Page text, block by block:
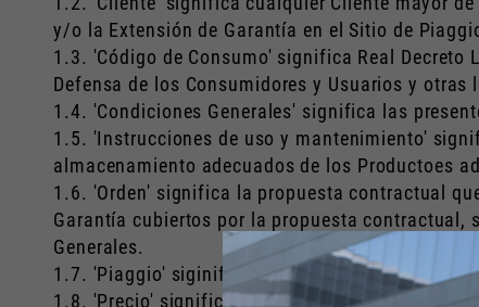
y/o la Extensión de Garantía en el Sitio de
1.3. 'Código de Consumo' significa Real
Defensa de los Consumidores y Usuarios y
1.4. 'Condiciones Generales' significa las
1.5. 'Instrucciones de uso y mantenimiento'
almacenamiento adecuados de los Productoes
1.6. 'Orden' significa la propuesta contractual
Garantía cubiertos por la propuesta contractual,
Generales.
1.7. 'Piaggio' siginifica Piaggio & C. SpA, con
1.8. 'Precio' significa la contraprestación